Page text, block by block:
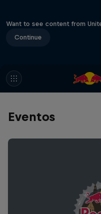
Want to see content from
Continue
Eventos